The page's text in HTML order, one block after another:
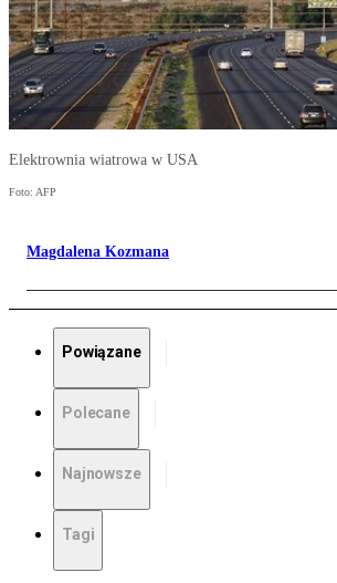
Elektrownia wiatrowa w USA
Foto: AFP
Magdalena Kozmana
Powiązane
Polecane
Najnowsze
Tagi